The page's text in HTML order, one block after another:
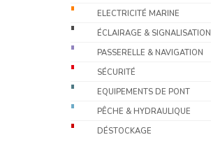
ELECTRICITÉ MARINE
ÉCLAIRAGE & SIGNALISATION
PASSERELLE & NAVIGATION
SÉCURITÉ
EQUIPEMENTS DE PONT
PÊCHE & HYDRAULIQUE
DÉSTOCKAGE